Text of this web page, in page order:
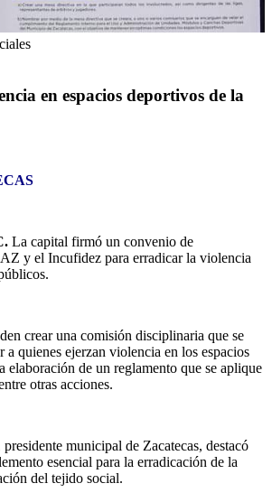
en espacios deportivos de la
La capital firmó un convenio de
y el Incufidez para erradicar la violencia
crear una comisión disciplinaria que se
a quienes ejerzan violencia en los espacios
elaboración de un reglamento que se aplique
otras acciones.
municipal de Zacatecas, destacó
esencial para la erradicación de la
del tejido social.